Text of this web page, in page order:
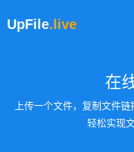
UpFile.live
在
上传一个文件，复制文件
轻松实现